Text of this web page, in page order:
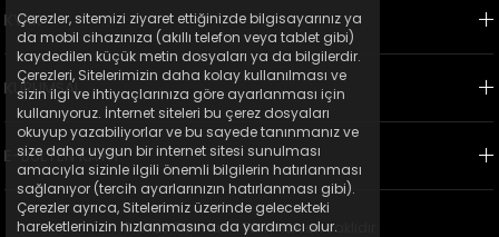
KVKK
KURUMSAL
E-BÜLTEN KAYIT
© 2023 Ticimax - Tüm hakları saklıdır.
Çerezler, sitemizi ziyaret ettiğinizde bilgisayarınız ya
da mobil cihazınıza (akıllı telefon veya tablet gibi)
kaydedilen küçük metin dosyaları ya da bilgilerdir.
Çerezleri, Sitelerimizin daha kolay kullanılması ve
sizin ilgi ve ihtiyaçlarınıza göre ayarlanması için
kullanıyoruz. İnternet siteleri bu çerez dosyaları
okuyup yazabiliyorlar ve bu sayede tanınmanız ve
size daha uygun bir internet sitesi sunulması
amacıyla sizinle ilgili önemli bilgilerin hatırlanması
sağlanıyor (tercih ayarlarınızın hatırlanması gibi).
Çerezler ayrıca, Sitelerimiz üzerinde gelecekteki
hareketlerinizin hızlanmasına da yardımcı olur.